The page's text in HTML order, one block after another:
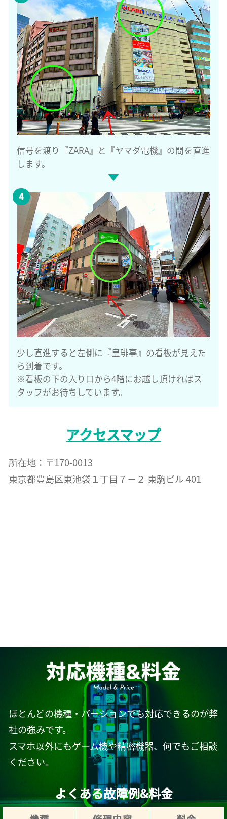
信号を渡り『ZARA』と『ヤマダ電機』の間を直進
します。
少し直進すると左側に『皇琲亭』の看板が見えた
ら到着です。
※看板の下の入り口から4階にお越し頂ければス
タッフがお待ちしています。
アクセスマップ
所在地：〒170-0013
東京都豊島区東池袋１丁目７−２ 東駒ビル 401
ほとんどの機種・バーションでも対応できるのが弊
社の強みです。
スマホ以外にもゲーム機や精密機器、何でもご相談
ください。
よくある故障例&料金